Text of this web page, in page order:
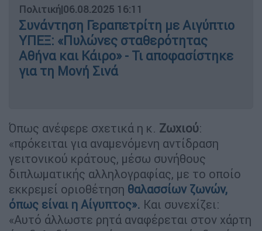
Πολιτική|06.08.2025 16:11
Συνάντηση Γεραπετρίτη με Αιγύπτιο
ΥΠΕΞ: «Πυλώνες σταθερότητας
Αθήνα και Κάιρο» - Τι αποφασίστηκε
για τη Μονή Σινά
Όπως ανέφερε σχετικά η κ. Ζωχιού:
«πρόκειται για αναμενόμενη αντίδραση
γειτονικού κράτους, μέσω συνήθους
διπλωματικής αλληλογραφίας, με το οποίο
εκκρεμεί οριοθέτηση θαλασσίων ζωνών,
όπως είναι η Αίγυπτος». Και συνεχίζει:
«Αυτό άλλωστε ρητά αναφέρεται στον χάρτη